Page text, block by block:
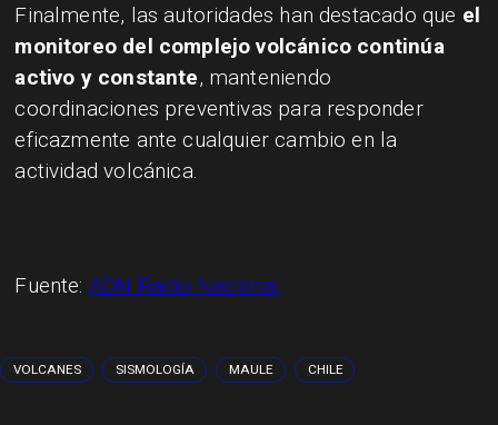
Finalmente, las autoridades han destacado que el
monitoreo del complejo volcánico continúa
activo y constante, manteniendo
coordinaciones preventivas para responder
eficazmente ante cualquier cambio en la
actividad volcánica.
Fuente: ADN Radio Nacional
VOLCANES SISMOLOGÍA MAULE CHILE